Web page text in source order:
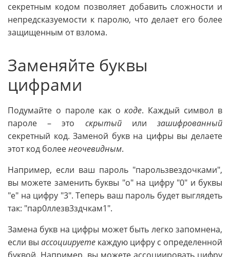
секретным кодом позволяет добавить сложности и
непредсказуемости к паролю, что делает его более
защищенным от взлома.
Заменяйте буквы
цифрами
Подумайте о пароле как окоде. Каждый символ в
пароле – это скрытыйилизашифрованный
секретный код. Заменой букв на цифры вы делаете
этот код болеенеочевидным.
Например, если ваш пароль "парользвездочками",
вы можете заменить буквы "о" на цифру "0" и буквы
"е" на цифру "3". Теперь ваш пароль будет выглядеть
так: "пар0ллезв3здчкам1".
Замена букв на цифры может быть легко запомнена,
если вы ассоциируете каждую цифру с определенной